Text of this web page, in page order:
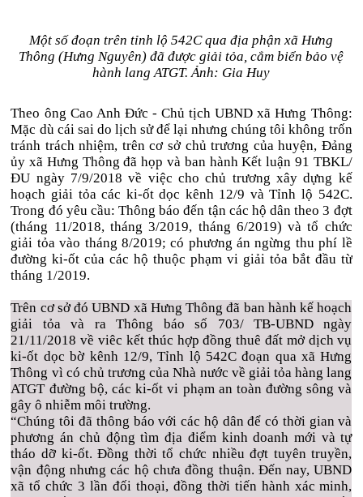
Một số đoạn trên tỉnh lộ 542C qua địa phận xã Hưng
Thông (Hưng Nguyên) đã được giải tỏa, cắm biển bảo vệ
hành lang ATGT. Ảnh: Gia Huy
Theo ông Cao Anh Đức - Chủ tịch UBND xã Hưng Thông:
Mặc dù cái sai do lịch sử để lại nhưng chúng tôi không trốn
tránh trách nhiệm, trên cơ sở chủ trương của huyện, Đảng
ủy xã Hưng Thông đã họp và ban hành Kết luận 91 TBKL/
ĐU ngày 7/9/2018 về việc cho chủ trương xây dựng kế
hoạch giải tỏa các ki-ốt dọc kênh 12/9 và Tỉnh lộ 542C.
Trong đó yêu cầu: Thông báo đến tận các hộ dân theo 3 đợt
(tháng 11/2018, tháng 3/2019, tháng 6/2019) và tổ chức
giải tỏa vào tháng 8/2019; có phương án ngừng thu phí lề
đường ki-ốt của các hộ thuộc phạm vi giải tỏa bắt đầu từ
tháng 1/2019.
Trên cơ sở đó UBND xã Hưng Thông đã ban hành kế hoạch
giải tỏa và ra Thông báo số 703/ TB-UBND ngày
21/11/2018 về viêc kết thúc hợp đồng thuê đất mở dịch vụ
ki-ốt dọc bờ kênh 12/9, Tỉnh lộ 542C đoạn qua xã Hưng
Thông vì có chủ trương của Nhà nước về giải tỏa hàng lang
ATGT đường bộ, các ki-ốt vi phạm an toàn đường sông và
gây ô nhiễm môi trường.
“Chúng tôi đã thông báo với các hộ dân để có thời gian và
phương án chủ động tìm địa điểm kinh doanh mới và tự
tháo dỡ ki-ốt. Đồng thời tổ chức nhiều đợt tuyên truyền,
vận động nhưng các hộ chưa đồng thuận. Đến nay, UBND
xã tổ chức 3 lần đối thoại, đồng thời tiến hành xác minh,